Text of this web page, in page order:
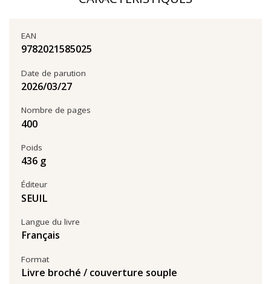
EAN
9782021585025
Date de parution
27‏/03‏/2026
Poids
436 g
Éditeur
SEUIL
Nombre de pages
400
Langue du livre
Français
Format
Livre broché / couverture souple